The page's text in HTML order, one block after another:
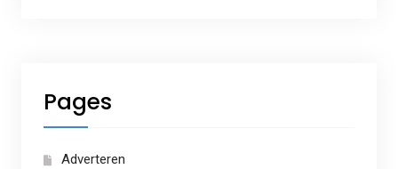
Pages
Adverteren